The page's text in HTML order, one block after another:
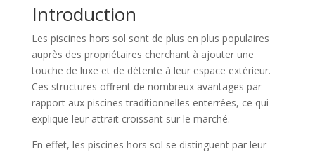
Introduction
Les piscines hors sol sont de plus en plus populaires
auprès des propriétaires cherchant à ajouter une
touche de luxe et de détente à leur espace extérieur.
Ces structures offrent de nombreux avantages par
rapport aux piscines traditionnelles enterrées, ce qui
explique leur attrait croissant sur le marché.
En effet, les piscines hors sol se distinguent par leur